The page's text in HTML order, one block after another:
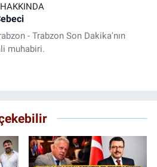
- Trabzon Son Dakika'nın
muhabiri.